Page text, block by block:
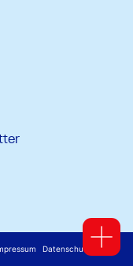
Datenschutz